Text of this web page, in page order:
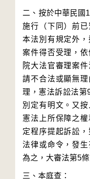
二、按於中華民國
施行（下同）前
本法別有規定外
案件得否受理，
院大法官審理案
請不合法或顯無
理，憲法訴訟法第
別定有明文。又
憲法上所保障之
定程序提起訴訟
法律或命令，發